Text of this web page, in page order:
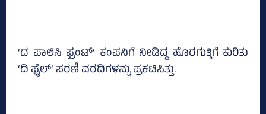
‘ದ ಪಾಲಿಸಿ ಫ್ರಂಟ್‌’ ಕಂಪನಿಗೆ ನೀಡಿದ್ದ ಹೊರಗುತ್ತಿಗೆ ಕುರಿತು
‘ದಿ ಫೈಲ್‌’ ಸರಣಿ ವರದಿಗಳನ್ನು ಪ್ರಕಟಿಸಿತ್ತು.